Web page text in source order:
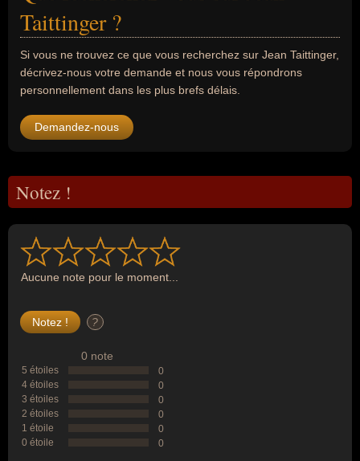
Taittinger ?
Si vous ne trouvez ce que vous recherchez sur Jean Taittinger,
décrivez-nous votre demande et nous vous répondrons
personnellement dans les plus brefs délais.
Demandez-nous
Notez !
Aucune note pour le moment...
?
0 note
5 étoiles
0
4 étoiles
0
3 étoiles
0
2 étoiles
0
1 étoile
0
0 étoile
0